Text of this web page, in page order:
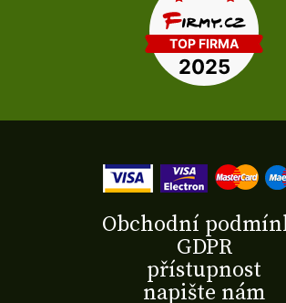
Obchodní
GDPR
přístupnost
napište nám